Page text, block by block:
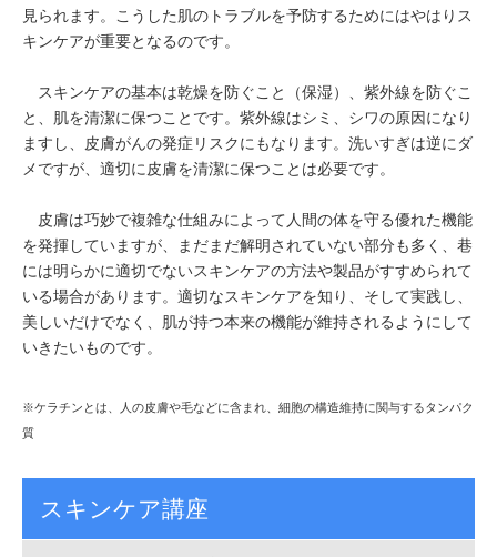
見られます。こうした肌のトラブルを予防するためにはやはりス
キンケアが重要となるのです。
スキンケアの基本は乾燥を防ぐこと（保湿）、紫外線を防ぐこ
と、肌を清潔に保つことです。紫外線はシミ、シワの原因になり
ますし、皮膚がんの発症リスクにもなります。洗いすぎは逆にダ
メですが、適切に皮膚を清潔に保つことは必要です。
皮膚は巧妙で複雑な仕組みによって人間の体を守る優れた機能
を発揮していますが、まだまだ解明されていない部分も多く、巷
には明らかに適切でないスキンケアの方法や製品がすすめられて
いる場合があります。適切なスキンケアを知り、そして実践し、
美しいだけでなく、肌が持つ本来の機能が維持されるようにして
いきたいものです。
※ケラチンとは、人の皮膚や毛などに含まれ、細胞の構造維持に関与するタンパク
質
スキンケア講座